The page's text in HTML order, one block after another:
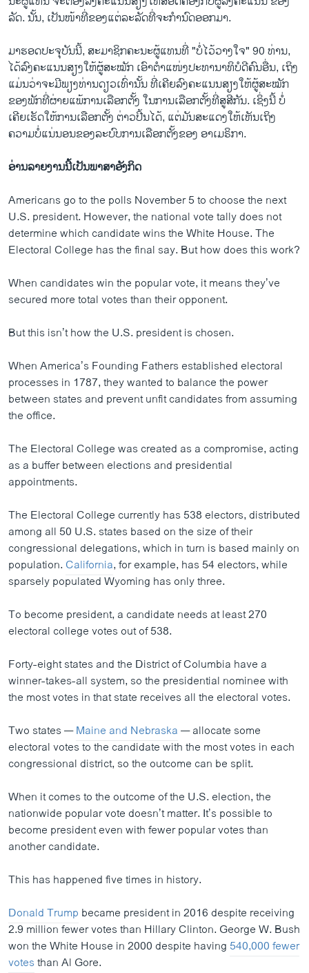
ລັດ. ນັ້ນ, ເປັນໜ້າທີ່ຂອງແຕ່ລະລັດທີ່ຈະກຳນົດອອກມາ.
ມາ​ຮອດ​ປະຈຸ​ບັນນີ້, ສະ​ມາ​ຊິກ​ຄະ​ນະ​ຜູ້​ແທນທີ່ "ບໍ່ໄວ້​ວາງ​ໃຈ" 90 ທ່ານ,
ໄດ້​ລົງ​ຄະ​ແນນ​ສຽງໃຫ້ຜູ້ສະໝັກ ເອົາຕໍາແໜ່ງປະທານາທິບໍດີ​ຄົນ​ອື່ນ, ​ເຖິງ​
ແມ່ນ​ວ່າຈະ​ມີ​ພຽງ​ທ່ານ​ດຽວ​ເທົ່າ​ນັ້ນ ທີ່​ເຄີຍ​ລົງ​ຄະ​ແນນ​ສຽງ​ໃຫ້​ຜູ້​ສະໝັກ​
ຂອງ​ພັກ​ທີ່​ຜ່າຍແພ້​ການ​ເລືອກ​ຕັ້ງ ໃນການເລືອກຕັ້ງທີ່ສູສີກັນ. ເຊິ່ງນີ້ ​ບໍ່​
ເຄີຍເຮັດໃຫ້ການ​ເລືອກຕັ້ງ ຕ່າວປີ້ນໄດ້, ​ແຕ່​ມັນ​ສະ​ແດງ​ໃຫ້​ເຫັນ​ເຖິງ​
ຄວາມ​ບໍ່​ແນ່ນອນ​ຂອງ​ລະບົບ​ການ​ເລືອກ​ຕັ້ງ​ຂອງ ​ອາ​ເມ​ຣິ​ກາ.
ອ່ານ​ລາຍ​ງານນີ້​ເປັນ​ພາ​ສາ​ອັງ​ກິດ
Americans go to the polls November 5 to choose the next
U.S. president. However, the national vote tally does not
determine which candidate wins the White House. The
Electoral College has the final say. But how does this work?
When candidates win the popular vote, it means they’ve
secured more total votes than their opponent.
But this isn’t how the U.S. president is chosen.
When America’s Founding Fathers established electoral
processes in 1787, they wanted to balance the power
between states and prevent unfit candidates from assuming
the office.
The Electoral College was created as a compromise, acting
as a buffer between elections and presidential
appointments.
The Electoral College currently has 538 electors, distributed
among all 50 U.S. states based on the size of their
congressional delegations, which in turn is based mainly on
population. California, for example, has 54 electors, while
sparsely populated Wyoming has only three.
To become president, a candidate needs at least 270
electoral college votes out of 538.
Forty-eight states and the District of Columbia have a
winner-takes-all system, so the presidential nominee with
the most votes in that state receives all the electoral votes.
Two states —Maine and Nebraska— allocate some
electoral votes to the candidate with the most votes in each
congressional district, so the outcome can be split.
When it comes to the outcome of the U.S. election, the
nationwide popular vote doesn’t matter. It’s possible to
become president even with fewer popular votes than
another candidate.
This has happened five times in history.
Donald Trump became president in 2016 despite receiving
2.9 million fewer votes than Hillary Clinton. George W. Bush
won the White House in 2000 despite having 540,000 fewer
votesthan Al Gore.